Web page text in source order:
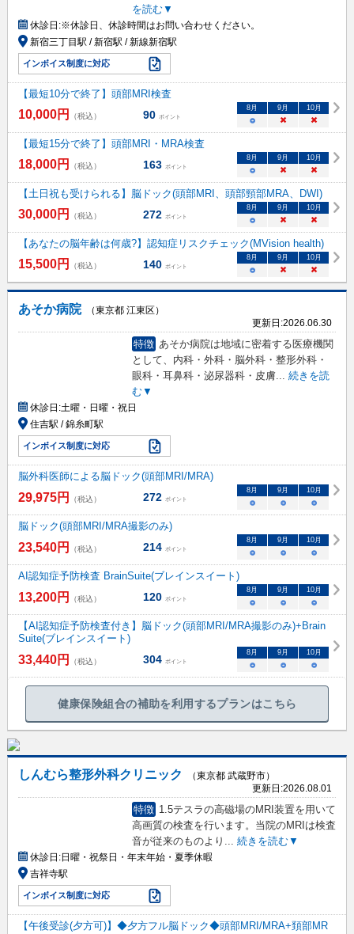
を読む▼
休診日:※休診日、休診時間はお問い合わせください。​
新宿三丁目駅 / 新宿駅 / 新線新宿駅
インボイス制度に対応
【最短10分で終了】頭部MRI検査
10,000円 （税込） 90 ポイント
8 月 9 月 10月
○ × ×
【最短15分で終了】頭部MRI・MRA検査
18,000円 （税込） 163 ポイント
8 月 9 月 10月
○ × ×
【土日祝も受けられる】脳ドック(頭部MRI、頭部頸部MRA、DWI)
30,000円 （税込） 272 ポイント
8 月 9 月 10月
○ × ×
【あなたの脳年齢は何歳?】認知症リスクチェック(MVision health)
15,500円 （税込） 140 ポイント
8 月 9 月 10月
○ × ×
あそか病院
（東京都 江東区）
更新日:2026.06.30
特徴 あそか病院は地域に密着する医療機関
として、内科・外科・脳外科・整形外科・
眼科・耳鼻科・泌尿器科・皮膚... 続きを読
む▼
休診日:土曜・日曜・祝日
住吉駅 / 錦糸町駅
インボイス制度に対応
脳外科医師による脳ドック(頭部MRI/MRA)
29,975円 （税込） 272 ポイント
8月 9月 10月
○ ○ ○
脳ドック(頭部MRI/MRA撮影のみ)
23,540円 （税込） 214 ポイント
8月 9月 10月
○ ○ ○
AI認知症予防検査 BrainSuite(ブレインスイート)
13,200円 （税込） 120 ポイント
8月 9月 10月
○ ○ ○
【AI認知症予防検査付き】脳ドック(頭部MRI/MRA撮影のみ)+Brain
Suite(ブレインスイート)
33,440円 （税込） 304 ポイント
8月 9月 10月
○ ○ ○
健康保険組合の補助を利用するプランはこちら
しんむら整形外科クリニック
（東京都 武蔵野市）
更新日:2026.08.01
特徴 1.5テスラの高磁場のMRI装置を用いて
高画質の検査を行います。当院のMRIは検査
音が従来のものより
続きを読む▼
休診日:日曜・祝祭日・年末年始・夏季休暇
吉祥寺駅
インボイス制度に対応
【午後受診(夕方可)】◆夕方フル脳ドック◆頭部MRI/MRA+頚部MR